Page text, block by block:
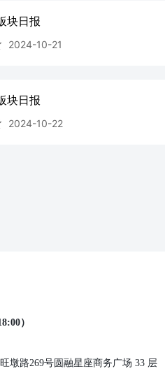
块日报
2024-10-21
块日报
2024-10-22
）
墩路269号圆融星座商务广场 33 层